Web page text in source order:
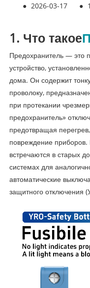
● 2026-03-17 ●
1. Что такое
Предохранитель — это
устройство,
дома. Он содержит
проволоку,
при протекании
предохранитель»
предотвращая
повреждение
встречаются в старых
системах для
автоматические
защитного отключения